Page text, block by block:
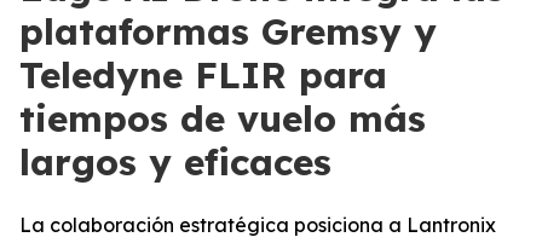
plataformas Gremsy y
Teledyne FLIR para
tiempos de vuelo más
largos y eficaces
La colaboración estratégica posiciona a Lantronix